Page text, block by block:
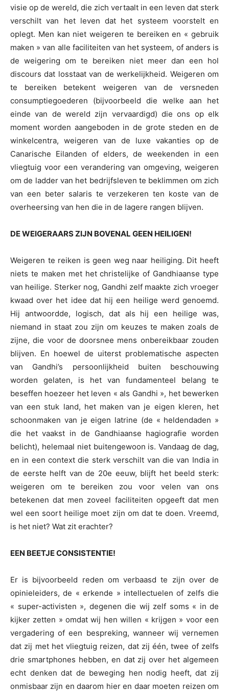
visie op de wereld, die zich vertaalt in een leven dat sterk
verschilt van het leven dat het systeem voorstelt en
oplegt. Men kan niet weigeren te bereiken en « gebruik
maken » van alle faciliteiten van het systeem, of anders is
de weigering om te bereiken niet meer dan een hol
discours dat losstaat van de werkelijkheid. Weigeren om
te bereiken betekent weigeren van de versneden
consumptiegoederen (bijvoorbeeld die welke aan het
einde van de wereld zijn vervaardigd) die ons op elk
moment worden aangeboden in de grote steden en de
winkelcentra, weigeren van de luxe vakanties op de
Canarische Eilanden of elders, de weekenden in een
vliegtuig voor een verandering van omgeving, weigeren
om de ladder van het bedrijfsleven te beklimmen om zich
van een beter salaris te verzekeren ten koste van de
overheersing van hen die in de lagere rangen blijven.
DE WEIGERAARS ZIJN BOVENAL GEEN HEILIGEN!
Weigeren te reiken is geen weg naar heiliging. Dit heeft
niets te maken met het christelijke of Gandhiaanse type
van heilige. Sterker nog, Gandhi zelf maakte zich vroeger
kwaad over het idee dat hij een heilige werd genoemd.
Hij antwoordde, logisch, dat als hij een heilige was,
niemand in staat zou zijn om keuzes te maken zoals de
zijne, die voor de doorsnee mens onbereikbaar zouden
blijven. En hoewel de uiterst problematische aspecten
van Gandhi’s persoonlijkheid buiten beschouwing
worden gelaten, is het van fundamenteel belang te
beseffen hoezeer het leven « als Gandhi », het bewerken
van een stuk land, het maken van je eigen kleren, het
schoonmaken van je eigen latrine (de « heldendaden »
die het vaakst in de Gandhiaanse hagiografie worden
belicht), helemaal niet buitengewoon is. Vandaag de dag,
en in een context die sterk verschilt van die van India in
de eerste helft van de 20e eeuw, blijft het beeld sterk:
weigeren om te bereiken zou voor velen van ons
betekenen dat men zoveel faciliteiten opgeeft dat men
wel een soort heilige moet zijn om dat te doen. Vreemd,
is het niet? Wat zit erachter?
EEN BEETJE CONSISTENTIE!
Er is bijvoorbeeld reden om verbaasd te zijn over de
opinieleiders, de « erkende » intellectuelen of zelfs die
« super-activisten », degenen die wij zelf soms « in de
kijker zetten » omdat wij hen willen « krijgen » voor een
vergadering of een bespreking, wanneer wij vernemen
dat zij met het vliegtuig reizen, dat zij één, twee of zelfs
drie smartphones hebben, en dat zij over het algemeen
echt denken dat de beweging hen nodig heeft, dat zij
onmisbaar zijn en daarom hier en daar moeten reizen om